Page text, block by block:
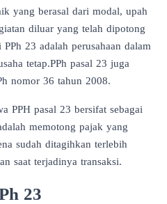
yang berasal dari modal, upah
diluar yang telah dipotong
23 adalah perusahaan dalam
tetap.PPh pasal 23 juga
nomor 36 tahun 2008.
PPH pasal 23 bersifat sebagai
memotong pajak yang
sudah ditagihkan terlebih
saat terjadinya transaksi.
23